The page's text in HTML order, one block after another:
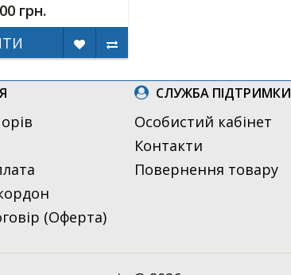
грн.
(Оферта)
СЛУЖБА ПІДТРИМКИ
Особистий кабінет
Контакти
Повернення товару